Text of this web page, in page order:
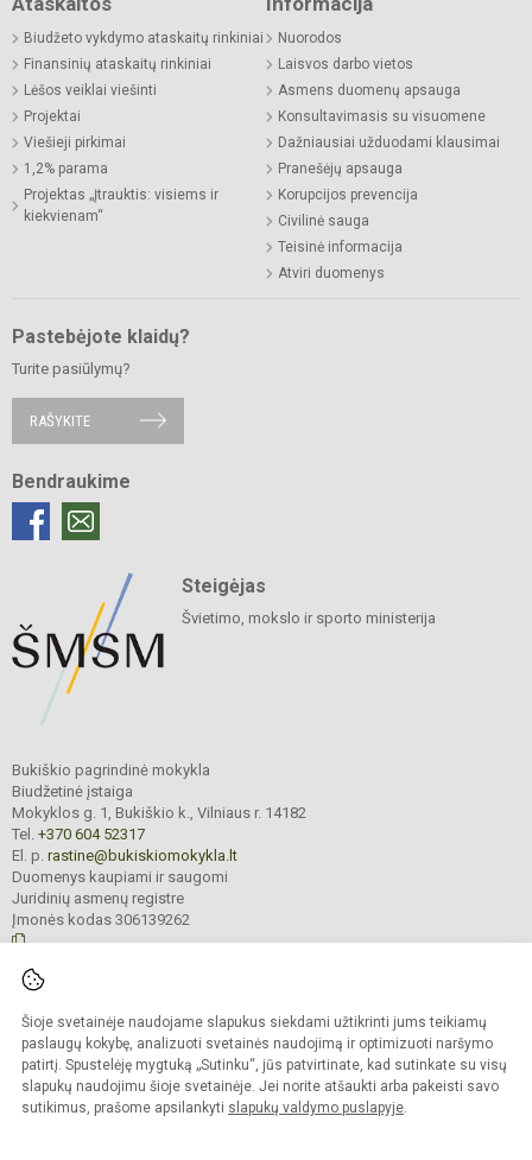
Šioje svetainėje naudojame slapukus siekdami užtikrinti jums teikiamų
paslaugų kokybę, analizuoti svetainės naudojimą ir optimizuoti naršymo
patirtį. Spustelėję mygtuką „Sutinku“, jūs patvirtinate, kad sutinkate su visų
slapukų naudojimu šioje svetainėje. Jei norite atšaukti arba pakeisti savo
sutikimus, prašome apsilankyti slapukų valdymo puslapyje.
Biudžeto vykdymo ataskaitų rinkiniai
Finansinių ataskaitų rinkiniai
Lėšos veiklai viešinti
Projektai
Viešieji pirkimai
1,2% parama
Projektas „Įtrauktis: visiems ir
kiekvienam“
Nuorodos
Laisvos darbo vietos
Asmens duomenų apsauga
Konsultavimasis su visuomene
Dažniausiai užduodami klausimai
Pranešėjų apsauga
Korupcijos prevencija
Civilinė sauga
Teisinė informacija
Atviri duomenys
Pastebėjote klaidų?
Turite pasiūlymų?
RAŠYKITE
Bendraukime
Steigėjas
Švietimo, mokslo ir sporto ministerija
Bukiškio pagrindinė mokykla
Biudžetinė įstaiga
Mokyklos g. 1, Bukiškio k., Vilniaus r. 14182
Tel. +370 604 52317
El. p. rastine@bukiskiomokykla.lt
Duomenys kaupiami ir saugomi
Juridinių asmenų registre
Įmonės kodas 306139262
Kopijuoti turinį be raštiško Bukiškio pagrindinės mokyklos administracijos
sutikimo griežtai draudžiama.
Prieinamumo paraiška Slapukų valdymas
Sumanus būdas atnaujinti